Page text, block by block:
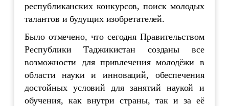
республиканских конкурсов, поиск молодых
талантов и будущих изобретателей.
Было отмечено, что сегодня Правительством
Республики Таджикистан созданы все
возможности для привлечения молодёжи в
области науки и инноваций, обеспечения
достойных условий для занятий наукой и
обучения, как внутри страны, так и за её